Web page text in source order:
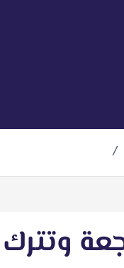
وتترك